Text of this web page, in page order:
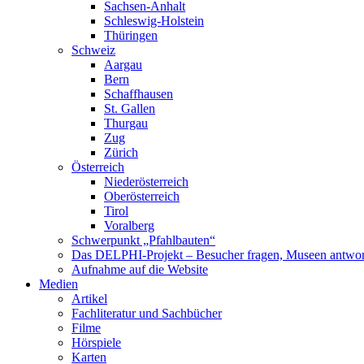
Sachsen-Anhalt
Schleswig-Holstein
Thüringen
Schweiz
Aargau
Bern
Schaffhausen
St. Gallen
Thurgau
Zug
Zürich
Österreich
Niederösterreich
Oberösterreich
Tirol
Voralberg
Schwerpunkt „Pfahlbauten“
Das DELPHI-Projekt – Besucher fragen, Museen
Aufnahme auf die Website
Medien
Artikel
Fachliteratur und Sachbücher
Filme
Hörspiele
Karten